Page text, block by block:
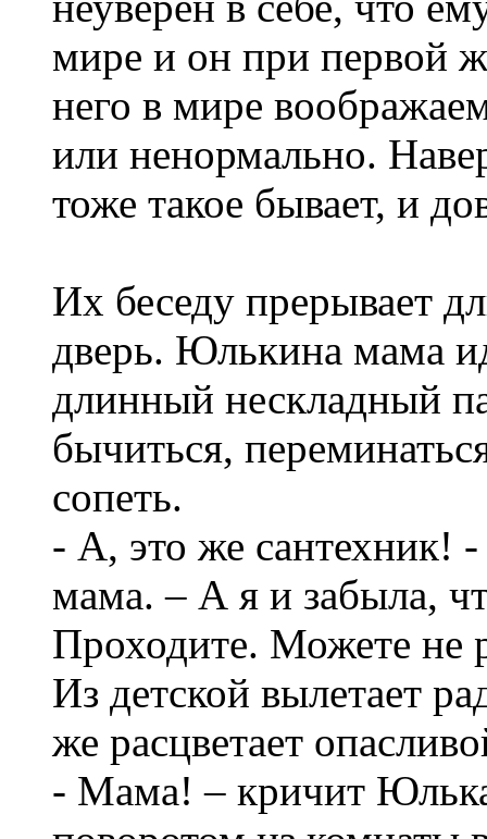
мире и он при первой
него в мире
или ненормально.
тоже такое бывает, и
Их беседу прерывает
дверь. Юлькина мама
длинный нескладный
бычиться,
сопеть.
- А, это же сантехник!
мама. – А я и забыла,
Проходите. Можете не
Из детской вылетает
же расцветает
- Мама! – кричит